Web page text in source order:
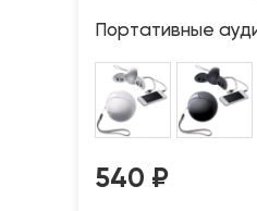
Портативные
540 ₽